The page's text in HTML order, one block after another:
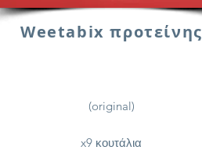
Weetabix προτείνης
(original)
x9 κουτάλια